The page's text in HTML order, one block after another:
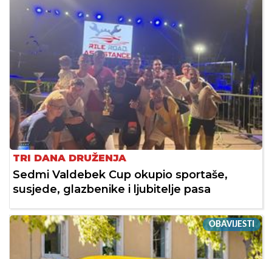
TRI DANA DRUŽENJA
Sedmi Valdebek Cup okupio sportaše,
susjede, glazbenike i ljubitelje pasa
OBAVIJESTI